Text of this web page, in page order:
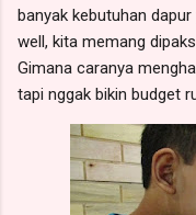
banyak kebutuhan
well, kita memang
Gimana caranya
tapi nggak bikin budget